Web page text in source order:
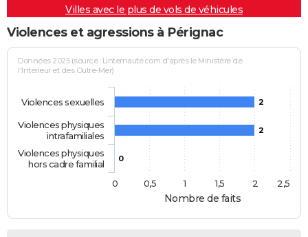
Villes avec le plus de vols de véhicules
Violences et agressions à Pérignac
Nombre de faits
Données 2025 (source : Linternaute.com d'après le Ministère de
l'Intérieur et des Outre-Mer)
2
2
0
Violences sexuelles
Violences physiques
intrafamiliales
Violences physiques
hors cadre familial
0
0,5 1 1,5 2 2,5